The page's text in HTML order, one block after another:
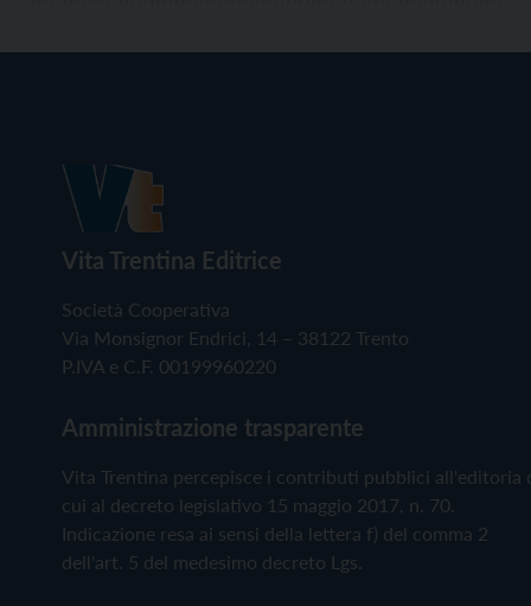
Vita Trentina Editrice
Società Cooperativa
Via Monsignor Endrici, 14 – 38122 Trento
P.IVA e C.F. 00199960220
Amministrazione trasparente
Vita Trentina percepisce i contributi pubblici all'editoria
cui al decreto legislativo 15 maggio 2017, n. 70.
Indicazione resa ai sensi della lettera f) del comma 2
dell'art. 5 del medesimo decreto Lgs.